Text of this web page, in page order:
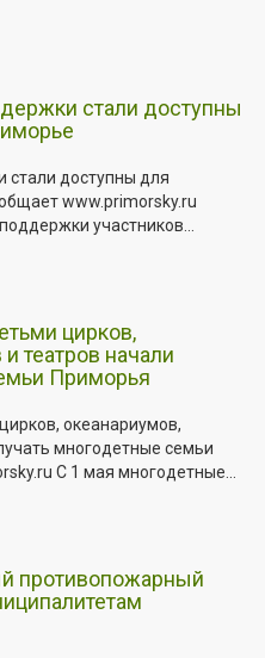
стали доступны
доступны для
www.primorsky.ru
участников...
цирков,
театров начали
Приморья
океанариумов,
многодетные семьи
С 1 мая многодетные...
противопожарный